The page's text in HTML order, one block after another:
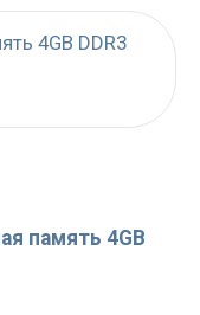
4GB DDR3
память 4GB